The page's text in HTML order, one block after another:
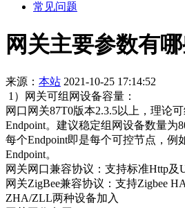
常见问题
网关主要参数有
来源： 本站 2021-10-25 17:14:52
1）网关可组网设备容量：
网口网关87T0版本2.3.5以上，理论
Endpoint。建议稳定组网设备数量为
每个Endpoint即是每个可控节点，例
Endpoint。
网关网口兼容协议：支持标准Http及
网关ZigBee兼容协议：支持Zigbee
ZHA/ZLL两种设备加入